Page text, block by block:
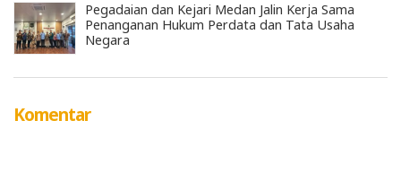
Pegadaian dan Kejari Medan Jalin Kerja Sama
Penanganan Hukum Perdata dan Tata Usaha
Negara
Komentar